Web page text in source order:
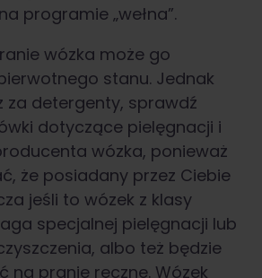
programie „wełna”.
wózka może go
stanu. Jednak
za detergenty, sprawdź
dotyczące pielęgnacji i
wózka, ponieważ
że posiadany przez Ciebie
jeśli to wózek z klasy
specjalnej pielęgnacji lub
albo też będzie
na pranie ręczne. Wózek